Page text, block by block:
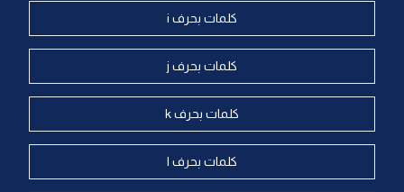
كلمات بحرف i
كلمات بحرف j
كلمات بحرف k
كلمات بحرف l